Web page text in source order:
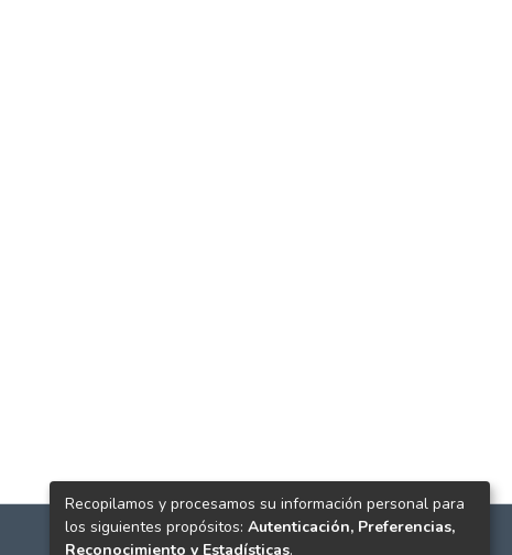
Recopilamos y procesamos su información personal para
los siguientes propósitos: Autenticación, Preferencias,
Reconocimiento y Estadísticas.